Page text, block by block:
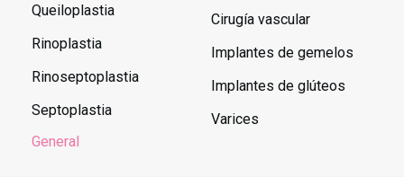
Queiloplastia
Rinoplastia
Rinoseptoplastia
Septoplastia
General
Cirugía vascular
Implantes de gemelos
Implantes de glúteos
Varices